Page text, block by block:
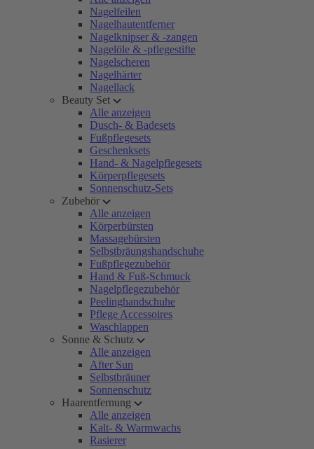
Nagelfeilen
Nagelhautentferner
Nagelknipser & -zangen
Nagelöle & -pflegestifte
Nagelscheren
Nagelhärter
Nagellack
Beauty Set
Alle anzeigen
Dusch- & Badesets
Fußpflegesets
Geschenksets
Hand- & Nagelpflegesets
Körperpflegesets
Sonnenschutz-Sets
Zubehör
Alle anzeigen
Körperbürsten
Massagebürsten
Selbstbräungshandschuhe
Fußpflegezubehör
Hand & Fuß-Schmuck
Nagelpflegezubehör
Peelinghandschuhe
Pflege Accessoires
Waschlappen
Sonne & Schutz
Alle anzeigen
After Sun
Selbstbräuner
Sonnenschutz
Haarentfernung
Alle anzeigen
Kalt- & Warmwachs
Rasierer